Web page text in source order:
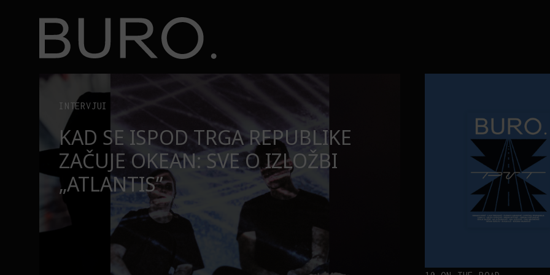
BURO.
BURO.MEN
TOP 10 NAJSMEŠNIJIH MOMENATA
RIKIJA DŽERVEJSA
Top 10 najsmešnijih momenata Rikija Džervejsa
NEOBIČNA
Neobična priča o